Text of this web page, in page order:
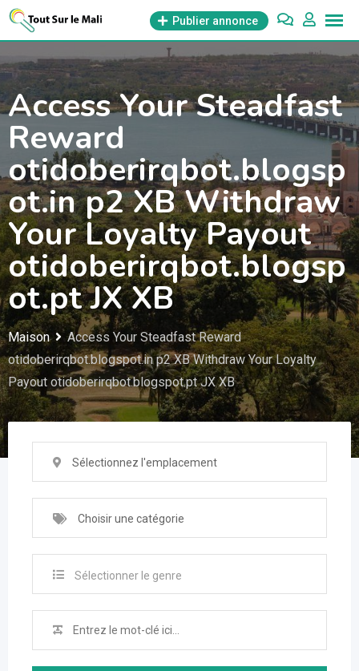
Aller
contenu
Publier annonce
Access Your Steadfast
Reward
otidoberirqbot.blogsp
ot.in p2 XB Withdraw
Your Loyalty Payout
otidoberirqbot.blogsp
ot.pt JX XB
Maison
Access Your Steadfast Reward
otidoberirqbot.blogspot.in p2 XB Withdraw Your Loyalty
Payout otidoberirqbot.blogspot.pt JX XB
Sélectionnez l'emplacement
Choisir une catégorie
Sélectionner le genre